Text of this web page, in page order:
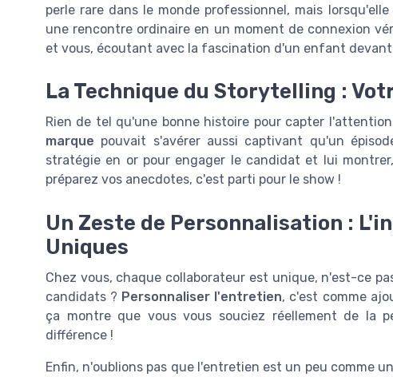
perle rare dans le monde professionnel, mais
une rencontre ordinaire en un moment de connexion
et vous, écoutant avec la fascination d'un enfant
La Technique du Storytelling :
Rien de tel qu'une bonne histoire pour capter
marque pouvait s'avérer aussi captivant qu'un
stratégie en or pour engager le candidat et lui
préparez vos anecdotes, c'est parti pour le show !
Un Zeste de Personnalisation :
Uniques
Chez vous, chaque collaborateur est unique, n'est-ce
candidats ? Personnaliser l'entretien, c'est comme
ça montre que vous vous souciez réellement de la
différence !
Enfin, n'oublions pas que l'entretien est un peu comme